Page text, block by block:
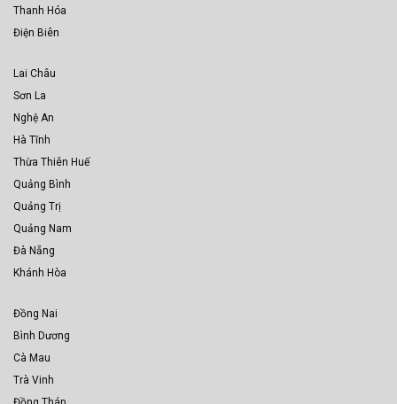
Thanh Hóa
Điện Biên
Lai Châu
Sơn La
Nghệ An
Hà Tĩnh
Thừa Thiên Huế
Quảng Bình
Quảng Trị
Quảng Nam
Đà Nẵng
Khánh Hòa
Đồng Nai
Bình Dương
Cà Mau
Trà Vinh